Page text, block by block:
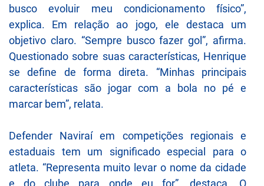
busco evoluir meu condicionamento físico”,
explica. Em relação ao jogo, ele destaca um
objetivo claro. “Sempre busco fazer gol”, afirma.
Questionado sobre suas características, Henrique
se define de forma direta. “Minhas principais
características são jogar com a bola no pé e
marcar bem”, relata.
Defender Naviraí em competições regionais e
estaduais tem um significado especial para o
atleta. “Representa muito levar o nome da cidade